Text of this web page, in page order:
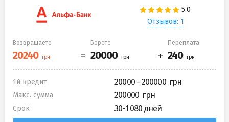
Отзывов: 1
Возвращаете Берете Переплата
1й кредит 20000 - 200000
Макс. сумма 200000
Срок 30-1 080 дней